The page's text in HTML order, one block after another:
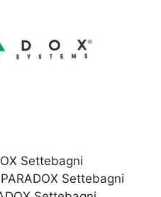
Settebagni
Settebagni